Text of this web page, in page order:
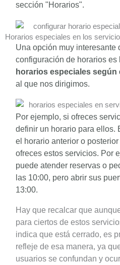
sección "Horarios".
Horarios especiales en los
Una opción muy interesante
configuración de horarios
horarios especiales
al que nos dirigimos.
Por ejemplo, si ofreces
definir un horario para ellos.
el horario anterior o
ofreces estos servicios. Por
puede atender reservas o
las 10:00, pero abrir sus
13:00.
Hay que recalcar que
para ciertos de estos
indica que está cerrado, es
refleje de esa manera, ya
usuarios se confundan y